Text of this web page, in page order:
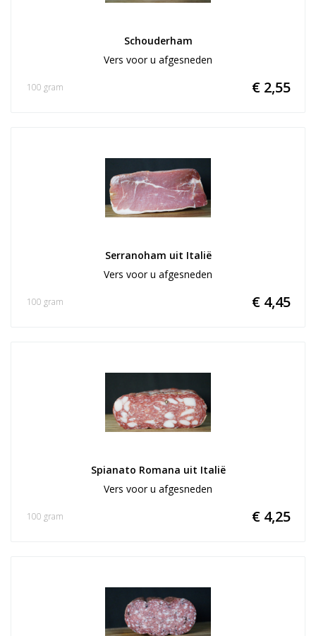
Schouderham
Vers voor u afgesneden
€ 2,55
100 gram
Serranoham uit Italië
Vers voor u afgesneden
€ 4,45
100 gram
Spianato Romana uit Italië
Vers voor u afgesneden
€ 4,25
100 gram